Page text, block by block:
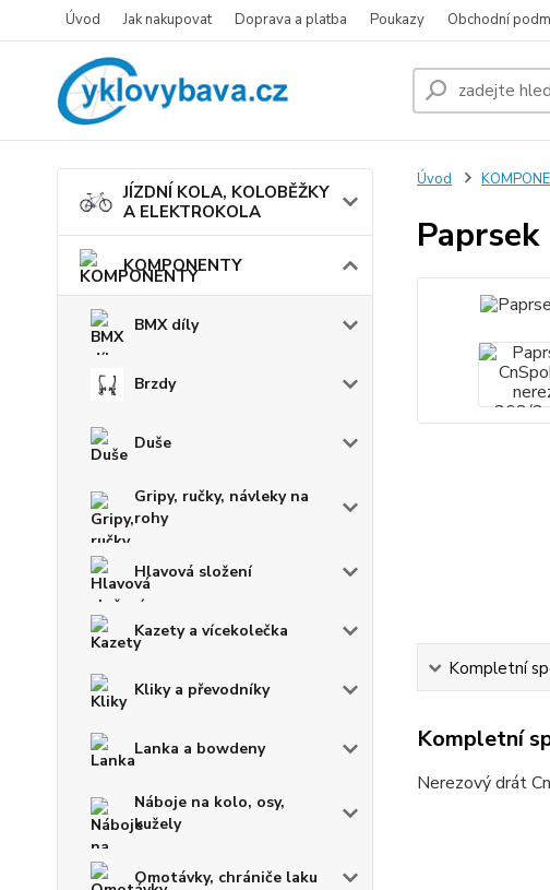
Úvod Jak nakupovat Doprava a platba Poukazy Obchodní
JÍZDNÍ KOLA, KOLOBĚŽKY
A ELEKTROKOLA
KOMPONENTY
BMX díly
Brzdy
Duše
Gripy, ručky, návleky na
rohy
Hlavová složení
Kazety a vícekolečka
Kliky a převodníky
Lanka a bowdeny
Náboje na kolo, osy,
kužely
Omotávky, chrániče laku
Úvod
Kompletní
Kompletní
Nerezový drát